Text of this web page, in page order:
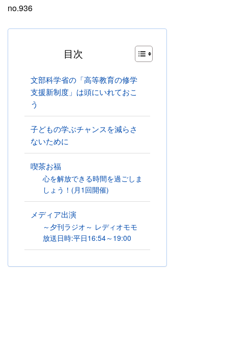
no.936
目次
文部科学省の「高等教育の修学
支援新制度」は頭にいれておこ
う
子どもの学ぶチャンスを減らさ
ないために
喫茶お福
心を解放できる時間を過ごしま
しょう！(月1回開催)
メディア出演
～夕刊ラジオ～ レディオモモ
放送日時:平日16:54～19:00